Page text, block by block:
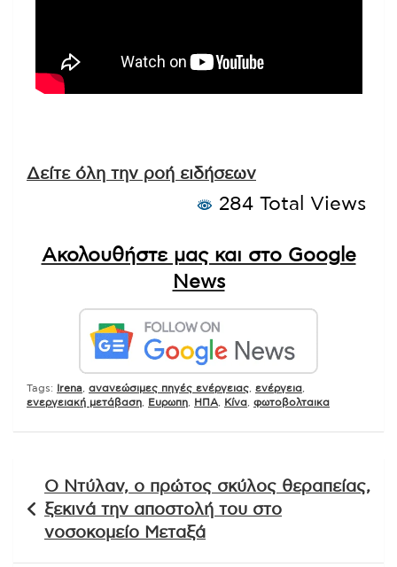
Δείτε όλη την ροή ειδήσεων
284 Total Views
Ακολουθήστε μας και στο Google
News
Tags: Irena ανανεώσιμες πηγές ενέργειας ενέργεια
ενεργειακή μετάβαση
Ευρωπη ΗΠΑ Κίνα φωτοβολταικα
άρθρων
Ο Ντύλαν, ο πρώτος σκύλος θεραπείας,
ξεκινά την αποστολή του στο
νοσοκομείο Μεταξά